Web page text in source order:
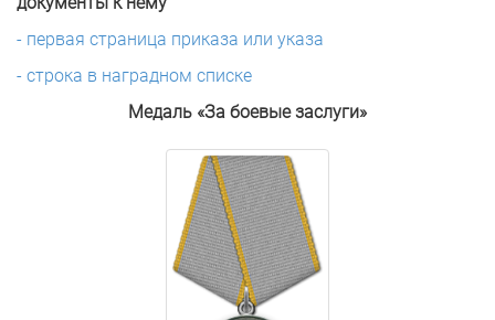
- первая страница приказа или указа
- строка в наградном списке
Медаль «За боевые заслуги»